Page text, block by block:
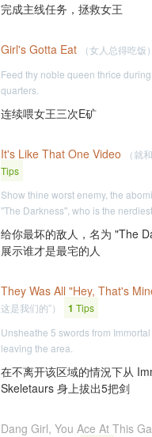
完成主线任务，拯救女王
Girl's Gotta Eat （女人总得吃饭）
Feed thy noble queen thrice
quarters.
连续喂女王三次E矿
It's Like That One Video （就
Tips
Show thine worst enemy, the
"The Darkness", who is the
给你最坏的敌人，名为 "The
展示谁才是最宅的人
They Was All "Hey, That's
这是我们的”）
1 Tips
Unsheathe 5 swords from
leaving the area.
在不离开该区域的情況下从
Skeletaurs 身上拔出5把剑
Dang Girl, You Ace At This